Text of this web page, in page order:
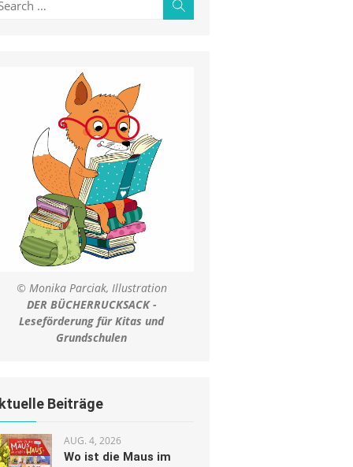
© Monika Parciak, Illustration
DER BÜCHERRUCKSACK -
Leseförderung für Kitas und
Grundschulen
Beiträge
AUG. 4, 2026
Wo ist die Maus im